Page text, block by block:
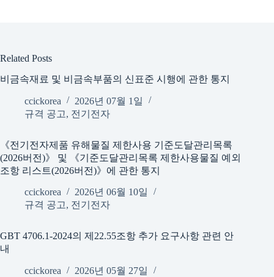
Related Posts
비금속재료 및 비금속부품의 신표준 시행에 관한 통지
ccickorea
2026년 07월 1일
규격 공고, 전기전자
《전기전자제품 유해물질 제한사용 기준도달관리목록
(2026버전)》 및 《기준도달관리목록 제한사용물질 예외
조항 리스트(2026버전)》에 관한 통지
ccickorea
2026년 06월 10일
규격 공고, 전기전자
GBT 4706.1-2024의 제22.55조항 추가 요구사항 관련 안
내
ccickorea
2026년 05월 27일